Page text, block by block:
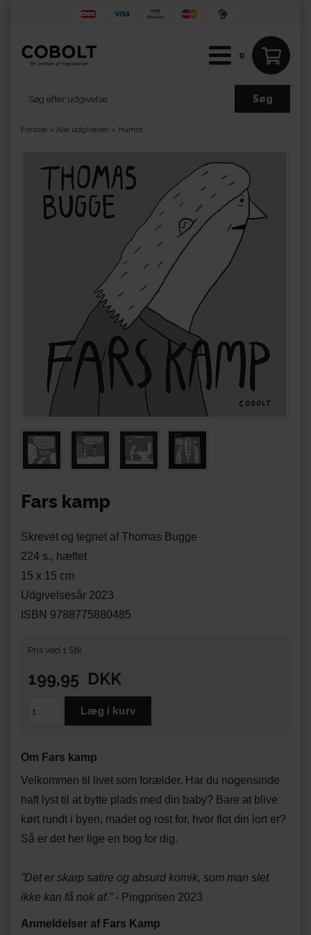
0
Forside » Alle udgivelser » Humor
Fars kamp
Skrevet og tegnet af Thomas Bugge
224 s., hæftet
15 x 15 cm
Udgivelsesår 2023
ISBN 9788775880485
Pris ved 1 Stk
199,95 DKK
Om Fars kamp
Velkommen til livet som forælder. Har du nogensinde
haft lyst til at bytte plads med din baby? Bare at blive
kørt rundt i byen, madet og rost for, hvor flot din lort er?
Så er det her lige en bog for dig.
”Det er skarp satire og absurd komik, som man slet
ikke kan få nok af.” - Pingprisen 2023
Anmeldelser af Fars Kamp